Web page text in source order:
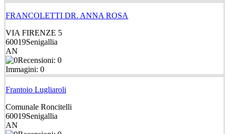
FRANCOLETTI DR. ANNA ROSA
VIA FIRENZE 5
60019Senigallia
AN
Recensioni: 0
Immagini: 0
Frantoio Lugliaroli
Comunale Roncitelli
60019Senigallia
AN